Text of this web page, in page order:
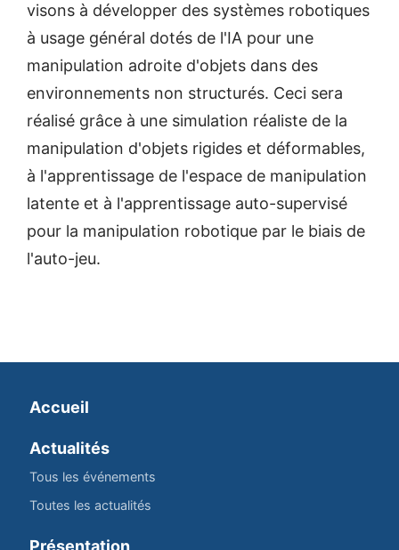
visons à développer des systèmes robotiques
à usage général dotés de l'IA pour une
manipulation adroite d'objets dans des
environnements non structurés. Ceci sera
réalisé grâce à une simulation réaliste de la
manipulation d'objets rigides et déformables,
à l'apprentissage de l'espace de manipulation
latente et à l'apprentissage auto-supervisé
pour la manipulation robotique par le biais de
l'auto-jeu.
Accueil
Actualités
Tous les événements
Toutes les actualités
Présentation